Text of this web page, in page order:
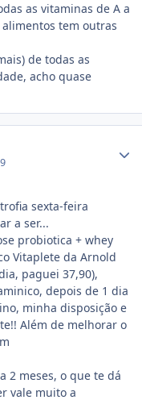
as vitaminas de A a
tem outras
de todas as
acho quase
sexta-feira
a ser...
probiotica + whey
Vitaplete da Arnold
paguei 37,90),
depois de 1 dia
minha disposição e
Além de melhorar o
2 meses, o que te dá
vale muito a